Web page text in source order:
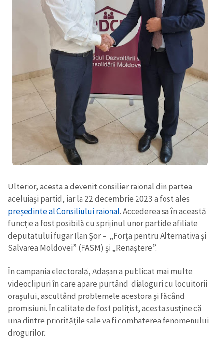
SUSȚINE
Ulterior, acesta a devenit consilier raional din partea
aceluiași partid, iar la 22 decembrie 2023 a fost ales
președinte al Consiliului raional. Accederea sa în această
funcție a fost posibilă cu sprijinul unor partide afiliate
deputatului fugar Ilan Șor – „Forța pentru Alternativa și
Salvarea Moldovei” (FASM) și „Renaștere”.
În campania electorală, Adașan a publicat mai multe
videoclipuri în care apare purtând dialoguri cu locuitorii
orașului, ascultând problemele acestora și făcând
promisiuni. În calitate de fost polițist, acesta susține că
una dintre prioritățile sale va fi combaterea fenomenului
drogurilor.